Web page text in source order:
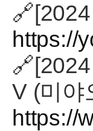
https://
V (미야
https://